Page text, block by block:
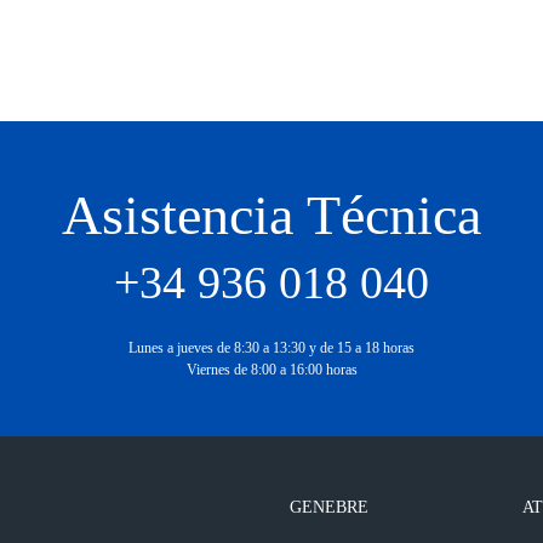
Asistencia Técnica
+34 936 018 040
Lunes a jueves de 8:30 a 13:30 y de 15 a 18 horas
Viernes de 8:00 a 16:00 horas
GENEBRE